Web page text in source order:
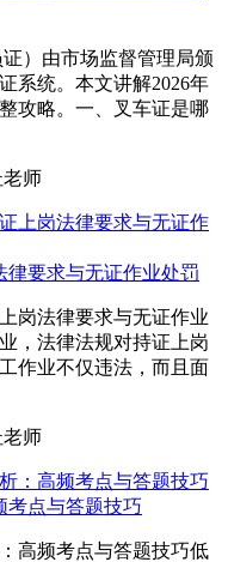
）由市场监督管理局颁
系统。本文讲解2026年
攻略。一、叉车证是哪
师
要求与无证作业处罚
岗法律要求与无证作业
，法律法规对持证上岗
作业不仅违法，而且面
师
考点与答题技巧
高频考点与答题技巧低